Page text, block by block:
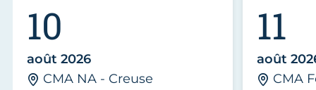
10
août 2026
CMA NA - Creuse
11
août
CMA